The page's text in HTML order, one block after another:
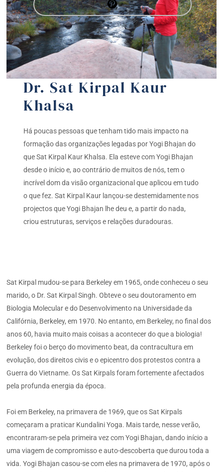
Dr. Sat Kirpal Kaur
Khalsa
Há poucas pessoas que tenham tido mais impacto na
formação das organizações legadas por Yogi Bhajan do
que Sat Kirpal Kaur Khalsa. Ela esteve com Yogi Bhajan
desde o início e, ao contrário de muitos de nós, tem o
incrível dom da visão organizacional que aplicou em tudo
o que fez. Sat Kirpal Kaur lançou-se destemidamente nos
projectos que Yogi Bhajan lhe deu e, a partir do nada,
criou estruturas, serviços e relações duradouras.
Sat Kirpal mudou-se para Berkeley em 1965, onde conheceu o seu
marido, o Dr. Sat Kirpal Singh. Obteve o seu doutoramento em
Biologia Molecular e do Desenvolvimento na Universidade da
Califórnia, Berkeley, em 1970. No entanto, em Berkeley, no final dos
anos 60, havia muito mais coisas a acontecer do que a biologia!
Berkeley foi o berço do movimento beat, da contracultura em
evolução, dos direitos civis e o epicentro dos protestos contra a
Guerra do Vietname. Os Sat Kirpals foram fortemente afectados
pela profunda energia da época.
Foi em Berkeley, na primavera de 1969, que os Sat Kirpals
começaram a praticar Kundalini Yoga. Mais tarde, nesse verão,
encontraram-se pela primeira vez com Yogi Bhajan, dando início a
uma viagem de compromisso e auto-descoberta que durou toda a
vida. Yogi Bhajan casou-se com eles na primavera de 1970, após o